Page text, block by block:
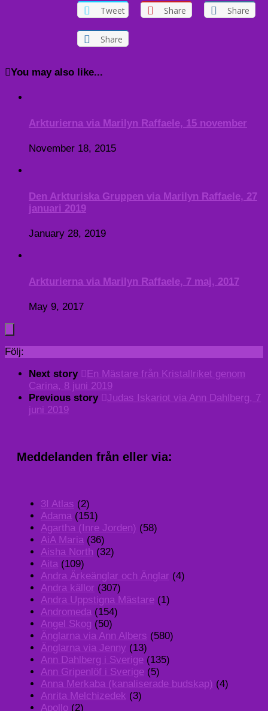
Tweet Share Share
Share
You may also like...
Arkturierna via Marilyn Raffaele, 15 november
November 18, 2015
Den Arkturiska Gruppen via Marilyn Raffaele, 27
januari 2019
January 28, 2019
Arkturierna via Marilyn Raffaele, 7 maj, 2017
May 9, 2017
Följ:
Next story
En Mästare från Kristallriket genom
Carina, 8 juni 2019
Previous story
Judas Iskariot via Ann Dahlberg, 7
juni 2019
Meddelanden från eller via:
3I Atlas (2)
Adama (151)
Agartha (Inre Jorden) (58)
AiA Maria (36)
Aisha North (32)
Aita (109)
Andra Ärkeänglar och Änglar (4)
Andra källor (307)
Andra Uppstigna Mästare (1)
Andromeda (154)
Angel Skog (50)
Änglarna via Ann Albers (580)
Änglarna via Jenny (13)
Ann Dahlberg i Sverige (135)
Ann Gripenlöf i Sverige (5)
Anna Merkaba (kanaliserade budskap) (4)
Anrita Melchizedek (3)
Apollo (2)